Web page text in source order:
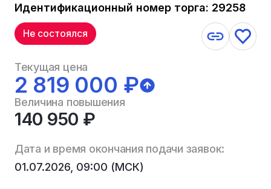
Идентификационный номер торга: 29258
Не состоялся
Текущая цена
2 819 000 ₽
Величина повышения
140 950 ₽
Дата и время окончания подачи заявок:
01.07.2026, 09:00 (МСК)